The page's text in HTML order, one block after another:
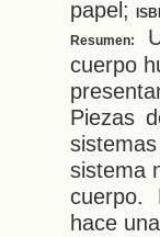
papel;
Resumen:
cuerpo
Piezas
sistema
cuerpo.
hace